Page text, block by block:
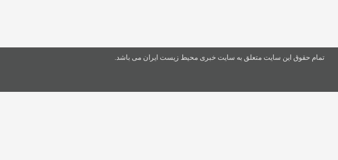
تمام حقوق این سایت متعلق به سایت خبری محیط زیست ایران می باشد.